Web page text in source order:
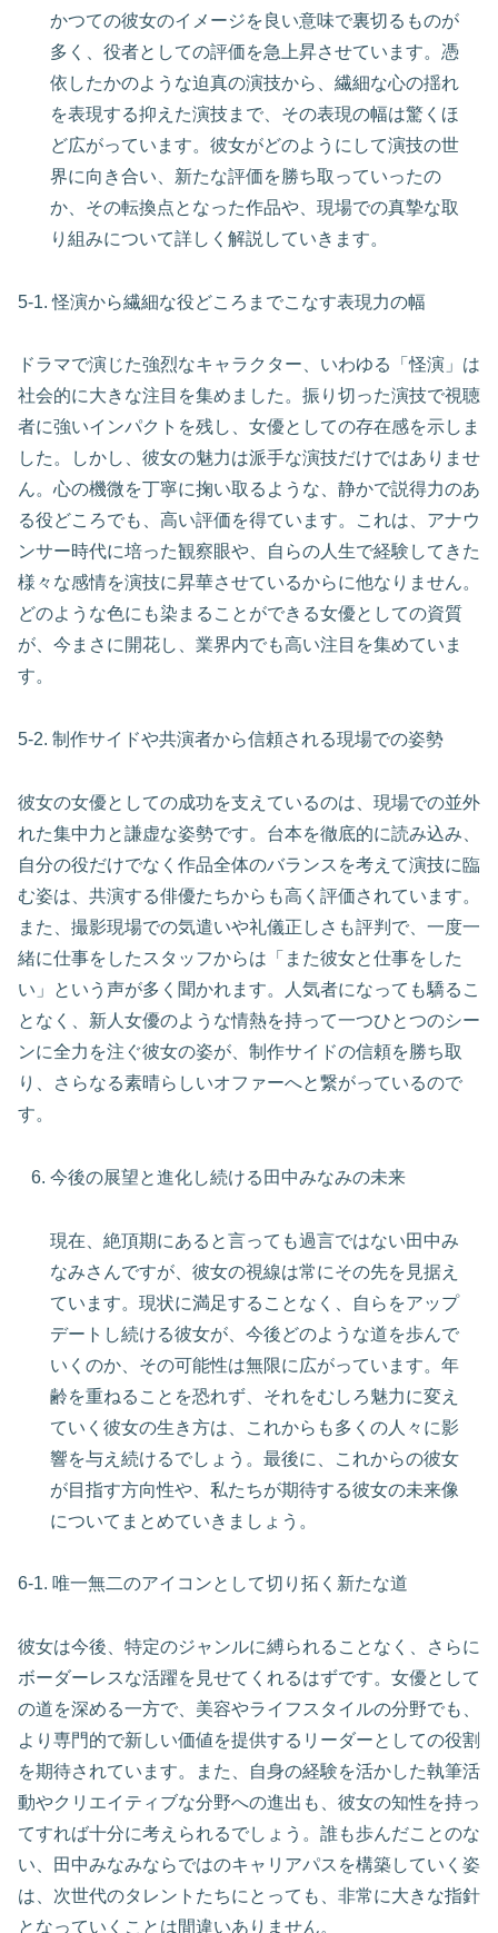
かつての彼女のイメージを良い意味で裏切るものが
多く、役者としての評価を急上昇させています。憑
依したかのような迫真の演技から、繊細な心の揺れ
を表現する抑えた演技まで、その表現の幅は驚くほ
ど広がっています。彼女がどのようにして演技の世
界に向き合い、新たな評価を勝ち取っていったの
か、その転換点となった作品や、現場での真摯な取
り組みについて詳しく解説していきます。
5-1. 怪演から繊細な役どころまでこなす表現力の幅
ドラマで演じた強烈なキャラクター、いわゆる「怪演」は
社会的に大きな注目を集めました。振り切った演技で視聴
者に強いインパクトを残し、女優としての存在感を示しま
した。しかし、彼女の魅力は派手な演技だけではありませ
ん。心の機微を丁寧に掬い取るような、静かで説得力のあ
る役どころでも、高い評価を得ています。これは、アナウ
ンサー時代に培った観察眼や、自らの人生で経験してきた
様々な感情を演技に昇華させているからに他なりません。
どのような色にも染まることができる女優としての資質
が、今まさに開花し、業界内でも高い注目を集めていま
す。
5-2. 制作サイドや共演者から信頼される現場での姿勢
彼女の女優としての成功を支えているのは、現場での並外
れた集中力と謙虚な姿勢です。台本を徹底的に読み込み、
自分の役だけでなく作品全体のバランスを考えて演技に臨
む姿は、共演する俳優たちからも高く評価されています。
また、撮影現場での気遣いや礼儀正しさも評判で、一度一
緒に仕事をしたスタッフからは「また彼女と仕事をした
い」という声が多く聞かれます。人気者になっても驕るこ
となく、新人女優のような情熱を持って一つひとつのシー
ンに全力を注ぐ彼女の姿が、制作サイドの信頼を勝ち取
り、さらなる素晴らしいオファーへと繋がっているので
す。
今後の展望と進化し続ける田中みなみの未来
現在、絶頂期にあると言っても過言ではない田中み
なみさんですが、彼女の視線は常にその先を見据え
ています。現状に満足することなく、自らをアップ
デートし続ける彼女が、今後どのような道を歩んで
いくのか、その可能性は無限に広がっています。年
齢を重ねることを恐れず、それをむしろ魅力に変え
ていく彼女の生き方は、これからも多くの人々に影
響を与え続けるでしょう。最後に、これからの彼女
が目指す方向性や、私たちが期待する彼女の未来像
についてまとめていきましょう。
6-1. 唯一無二のアイコンとして切り拓く新たな道
彼女は今後、特定のジャンルに縛られることなく、さらに
ボーダーレスな活躍を見せてくれるはずです。女優として
の道を深める一方で、美容やライフスタイルの分野でも、
より専門的で新しい価値を提供するリーダーとしての役割
を期待されています。また、自身の経験を活かした執筆活
動やクリエイティブな分野への進出も、彼女の知性を持っ
てすれば十分に考えられるでしょう。誰も歩んだことのな
い、田中みなみならではのキャリアパスを構築していく姿
は、次世代のタレントたちにとっても、非常に大きな指針
となっていくことは間違いありません。